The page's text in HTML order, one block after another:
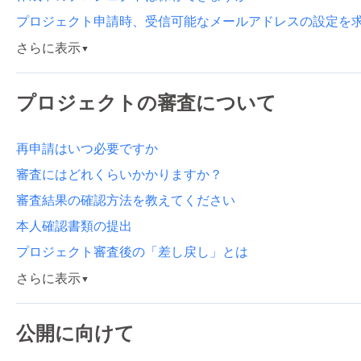
プロジェクト申請時、受信可能なメールアドレスの設定を
さらに表示▼
プロジェクトの審査について
再申請はいつ必要ですか
審査にはどれくらいかかりますか？
審査結果の確認方法を教えてください
本人確認書類の提出
プロジェクト審査後の「差し戻し」とは
さらに表示▼
公開に向けて